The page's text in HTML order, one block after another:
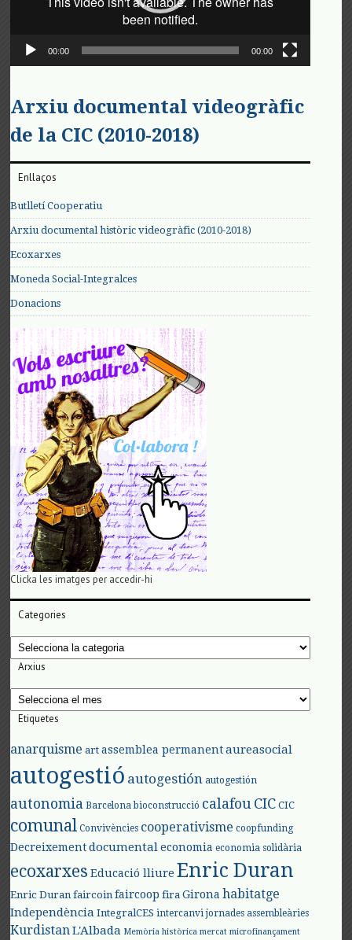
00:00 00:00
Arxiu documental videogràfic
de la CIC (2010-2018)
Enllaços
Butlletí Cooperatiu
Arxiu documental històric videogràfic (2010-2018)
Ecoxarxes
Moneda Social-Integralces
Donacions
Clicka les imatges per accedir-hi
Categories
Categories
Arxius
Arxius
Etiquetes
anarquisme art assemblea permanent aureasocial
autogestió autogestión autogestión
autonomia Barcelona bioconstrucció calafouCIC CIC
comunal Convivències cooperativisme coopfunding
Decreixement documental economia economia solidària
ecoxarxes Educació lliure Enric Duran
Enric Duran faircoin faircoop fira Girona habitatge
Independència IntegralCES intercanvi jornades assembleàries
KurdistanL'Albada Memòria històrica mercat microfinançament